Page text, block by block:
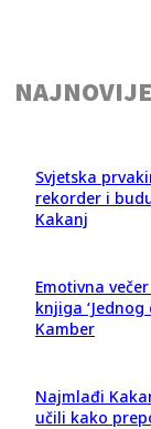
NAJNOVIJE
Svjetska
rekorder i
Kakanj
Emotivna
knjiga
Kamber
Najmlađi
učili kako